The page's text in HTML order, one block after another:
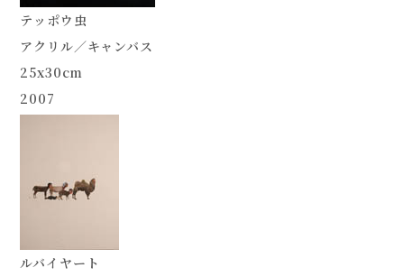
テッポウ虫
アクリル／キャンバス
25x30cm
2007
ルバイヤート